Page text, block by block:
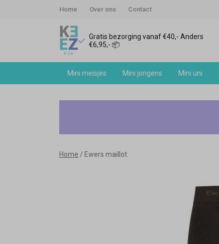
Home Over ons Contact
Gratis bezorging vanaf €40,- Anders
€6,95,- 📦
Mini meisjes Mini jongens Mini uni
Ewers
Keez&Co
Home Ewers maillot